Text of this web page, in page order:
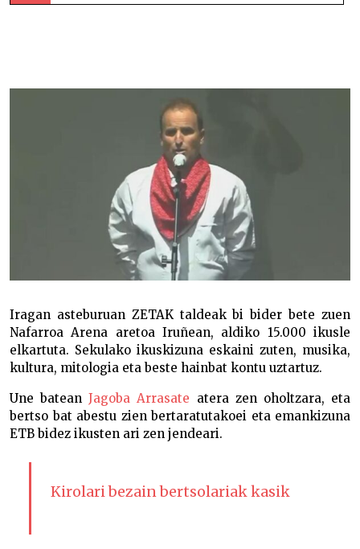
Iragan asteburuan ZETAK taldeak bi bider bete zuen
Nafarroa Arena aretoa Iruñean, aldiko 15.000 ikusle
elkartuta. Sekulako ikuskizuna eskaini zuten, musika,
kultura, mitologia eta beste hainbat kontu uztartuz.
Une bateanJagoba Arrasate atera zen oholtzara, eta
bertso bat abestu zien bertaratutakoei eta emankizuna
ETB bidez ikusten ari zen jendeari.
Kirolari bezain bertsolariak kasik